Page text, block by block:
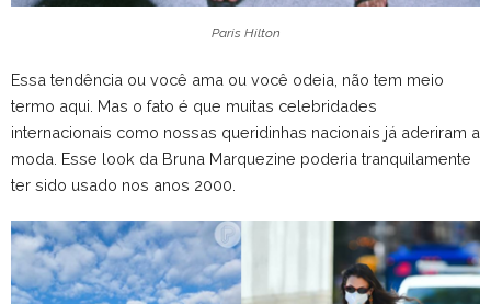
Paris Hilton
Essa tendência ou você ama ou você odeia, não tem meio
termo aqui. Mas o fato é que muitas celebridades
internacionais como nossas queridinhas nacionais já aderiram a
moda. Esse look da Bruna Marquezine poderia tranquilamente
ter sido usado nos anos 2000.